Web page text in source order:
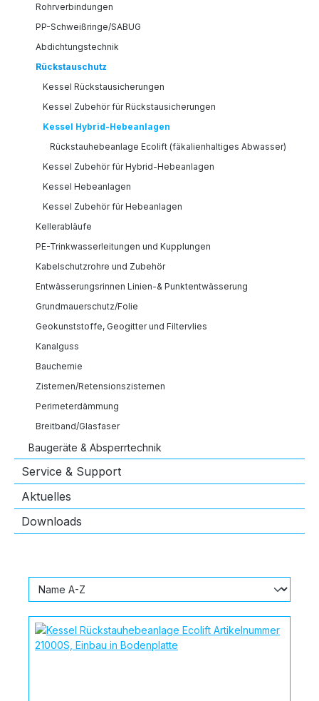
Rohrverbindungen
PP-Schweißringe/SABUG
Abdichtungstechnik
Rückstauschutz
Kessel Rückstausicherungen
Kessel Zubehör für Rückstausicherungen
Kessel Hybrid-Hebeanlagen
Rückstauhebeanlage Ecolift (fäkalienhaltiges Abwasser)
Kessel Zubehör für Hybrid-Hebeanlagen
Kessel Hebeanlagen
Kessel Zubehör für Hebeanlagen
Kellerabläufe
PE-Trinkwasserleitungen und Kupplungen
Kabelschutzrohre und Zubehör
Entwässerungsrinnen Linien-& Punktentwässerung
Grundmauerschutz/Folie
Geokunststoffe, Geogitter und Filtervlies
Kanalguss
Bauchemie
Zisternen/Retensionszisternen
Perimeterdämmung
Breitband/Glasfaser
Baugeräte & Absperrtechnik
Service & Support
Aktuelles
Downloads